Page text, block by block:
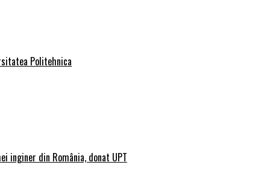
Politehnica
inginer din România, donat UPT